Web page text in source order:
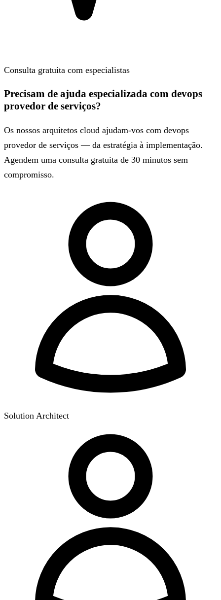
Consulta gratuita com especialistas
Precisam de ajuda especializada com devops
provedor de serviços?
Os nossos arquitetos cloud ajudam-vos com devops
provedor de serviços — da estratégia à implementação.
Agendem uma consulta gratuita de 30 minutos sem
compromisso.
Solution Architect